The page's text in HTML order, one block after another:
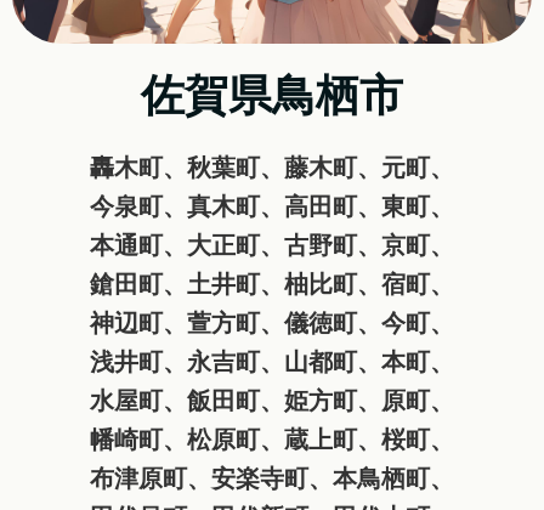
佐賀県鳥栖市
轟木町、秋葉町、藤木町、元町、
今泉町、真木町、高田町、東町、
本通町、大正町、古野町、京町、
鎗田町、土井町、柚比町、宿町、
神辺町、萱方町、儀徳町、今町、
浅井町、永吉町、山都町、本町、
水屋町、飯田町、姫方町、原町、
幡崎町、松原町、蔵上町、桜町、
布津原町、安楽寺町、本鳥栖町、